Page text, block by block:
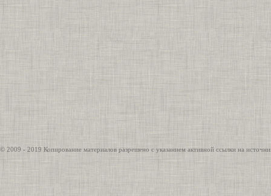
© 2009 - 2019 Копирование материалов разрешено с указанием активной ссылки на